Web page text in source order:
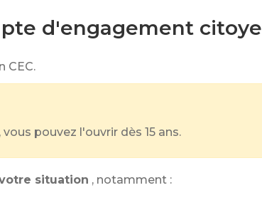
d'engagement
CEC.
pouvez l'ouvrir dès 15 ans.
situation , notamment :